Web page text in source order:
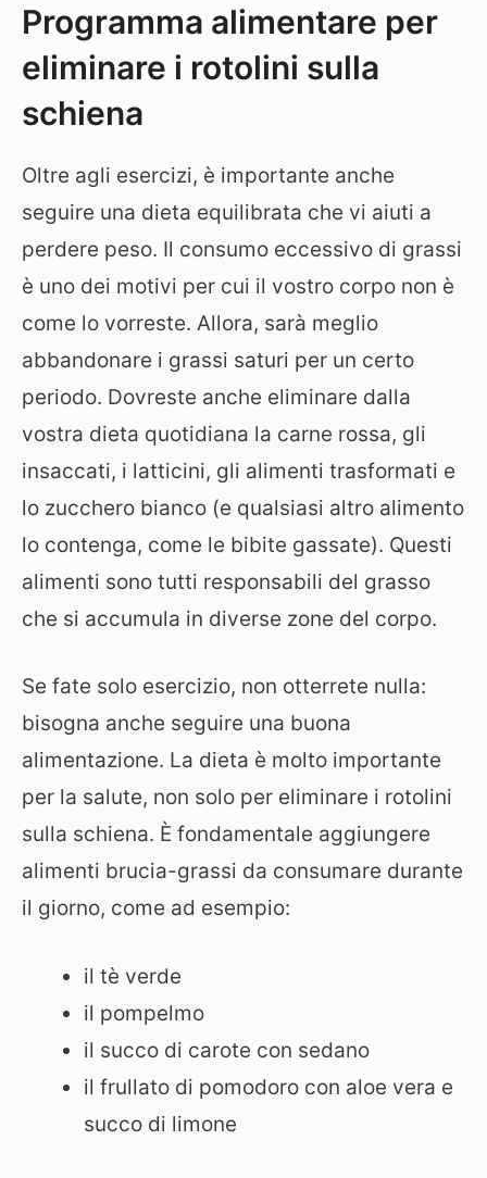
Programma alimentare per
eliminare i rotolini sulla
schiena
Oltre agli esercizi, è importante anche
seguire una dieta equilibrata che vi aiuti a
perdere peso. Il consumo eccessivo di grassi
è uno dei motivi per cui il vostro corpo non è
come lo vorreste. Allora, sarà meglio
abbandonare i grassi saturi per un certo
periodo. Dovreste anche eliminare dalla
vostra dieta quotidiana la carne rossa, gli
insaccati, i latticini, gli alimenti trasformati e
lo zucchero bianco (e qualsiasi altro alimento
lo contenga, come le bibite gassate). Questi
alimenti sono tutti responsabili del grasso
che si accumula in diverse zone del corpo.
Se fate solo esercizio, non otterrete nulla:
bisogna anche seguire una buona
alimentazione. La dieta è molto importante
per la salute, non solo per eliminare i rotolini
sulla schiena. È fondamentale aggiungere
alimenti brucia-grassi da consumare durante
il giorno, come ad esempio:
il tè verde
il pompelmo
il succo di carote con sedano
il frullato di pomodoro con aloe vera e
succo di limone